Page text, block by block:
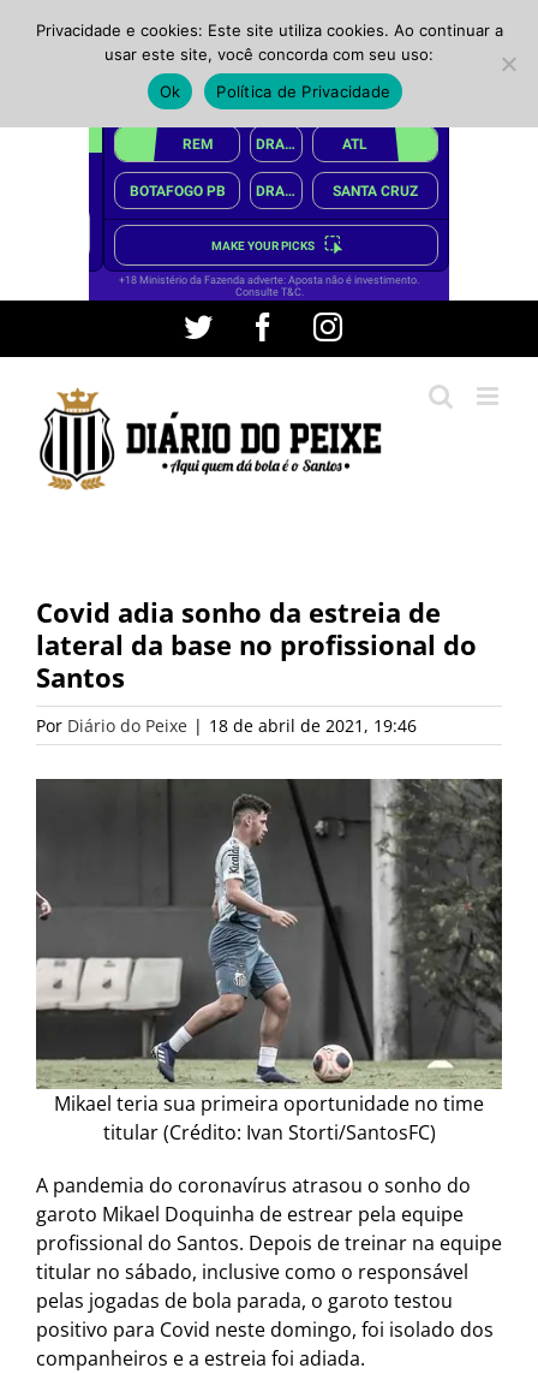
conteúdo
Twitter FacebookInstagram
Covid adia sonho da estreia de
lateral da base no profissional do
Santos
Por Diário do Peixe | 18 de abril de 2021, 19:46
Mikael teria sua primeira oportunidade no time
titular (Crédito: Ivan Storti/SantosFC)
A pandemia do coronavírus atrasou o sonho do
garoto Mikael Doquinha de estrear pela equipe
profissional do Santos. Depois de treinar na equipe
titular no sábado, inclusive como o responsável
pelas jogadas de bola parada, o garoto testou
positivo para Covid neste domingo, foi isolado dos
companheiros e a estreia foi adiada.
Privacidade e cookies: Este site utiliza cookies. Ao continuar a
usar este site, você concorda com seu uso:
Ok
Política de Privacidade